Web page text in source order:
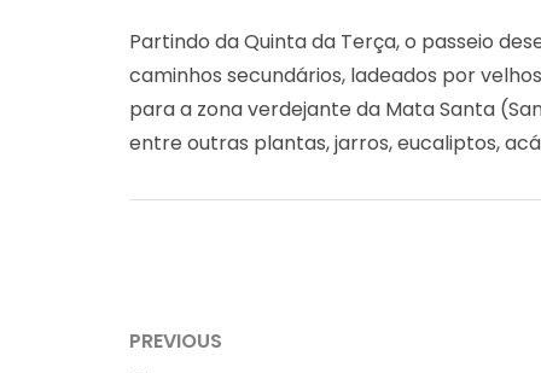
Partindo da Quinta da Terça, o passeio
caminhos secundários, ladeados por
para a zona verdejante da Mata Santa
entre outras plantas, jarros, eucaliptos,
Navegação
PREVIOUS